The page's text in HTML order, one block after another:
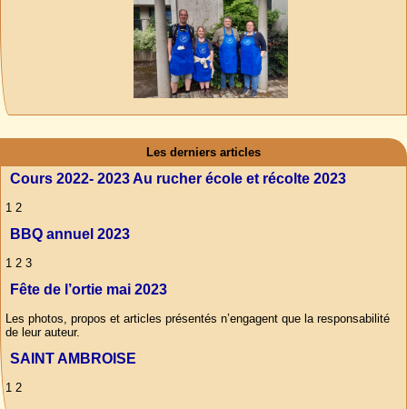
Les derniers articles
Cours 2022- 2023 Au rucher école et récolte 2023
1 2
BBQ annuel 2023
1 2 3
Fête de l’ortie mai 2023
Les photos, propos et articles présentés n’engagent que la responsabilité
de leur auteur.
SAINT AMBROISE
1 2